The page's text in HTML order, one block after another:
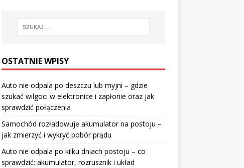
OSTATNIE WPISY
Auto nie odpala po deszczu lub myjni – gdzie
szukać wilgoci w elektronice i zapłonie oraz jak
sprawdzić połączenia
Samochód rozładowuje akumulator na postoju –
jak zmierzyć i wykryć pobór prądu
Auto nie odpala po kilku dniach postoju – co
sprawdzić: akumulator, rozrusznik i układ